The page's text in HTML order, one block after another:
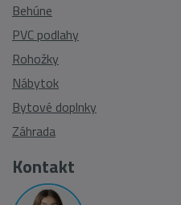
Behúne
PVC podlahy
Rohožky
Nábytok
Bytové doplnky
Záhrada
Kontakt